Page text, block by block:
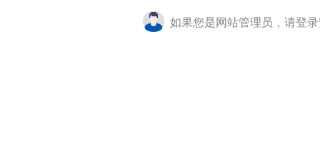
如果您是网站管理员，请登